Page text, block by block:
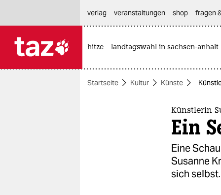
themen
verlag
veranstaltungen shop fragen
hitze landtagswahl in sachsen-anhalt
Startseite Kultur Künste
Künstlerin
Ein
Eine
Susanne
sich selbst.